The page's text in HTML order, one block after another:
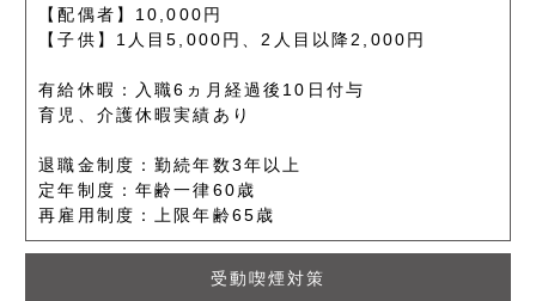
【配偶者】10,000円
【子供】1人目5,000円、2人目以降2,000円
有給休暇：入職6ヵ月経過後10日付与
育児、介護休暇実績あり
退職金制度：勤続年数3年以上
定年制度：年齢一律60歳
再雇用制度：上限年齢65歳
受動喫煙対策